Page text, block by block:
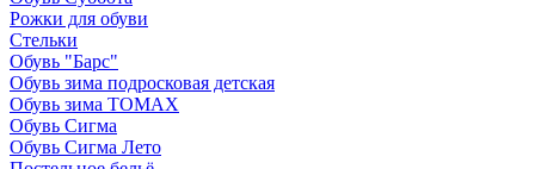
Рожки для обуви
Стельки
Обувь "Барс"
Обувь зима подросковая детская
Обувь зима ТОМАХ
Обувь Сигма
Обувь Сигма Лето